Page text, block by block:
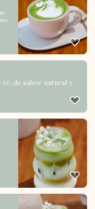
té, de sabor natural y